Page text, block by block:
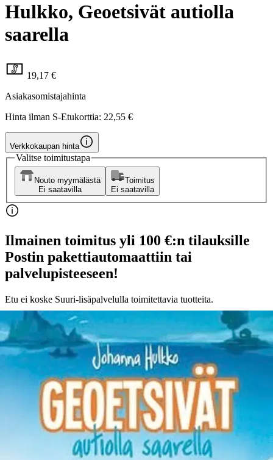
Hulkko, Geoetsivät autiolla
saarella
19,17 €
Asiakasomistajahinta
Hinta ilman S-Etukorttia: 22,55 €
Verkkokaupan hinta
Valitse toimitustapa
Nouto myymälästä
Ei saatavilla
Toimitus
Ei saatavilla
Ilmainen toimitus yli 100 €:n tilauksille
Postin pakettiautomaattiin tai
palvelupisteeseen!
Etu ei koske Suuri‑lisäpalvelulla toimitettavia tuotteita.
Tarkista myymäläsaatavuus
Ei saatavilla
Tuotekuvaus